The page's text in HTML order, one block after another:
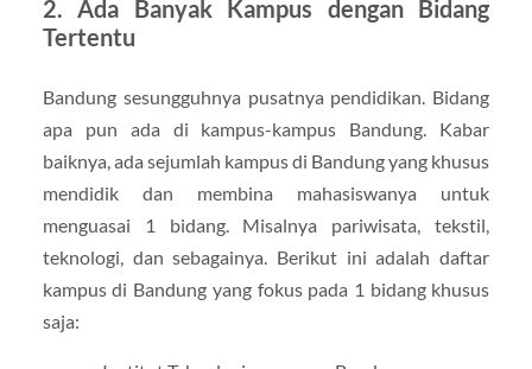
2. Ada Banyak Kampus dengan Bidang
Tertentu
Bandung sesungguhnya pusatnya pendidikan. Bidang
apa pun ada di kampus-kampus Bandung. Kabar
baiknya, ada sejumlah kampus di Bandung yang khusus
mendidik dan membina mahasiswanya untuk
menguasai 1 bidang. Misalnya pariwisata, tekstil,
teknologi, dan sebagainya. Berikut ini adalah daftar
kampus di Bandung yang fokus pada 1 bidang khusus
saja: